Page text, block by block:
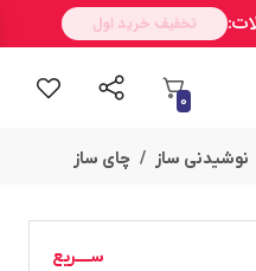
0
نوشیدنی ساز چای ساز